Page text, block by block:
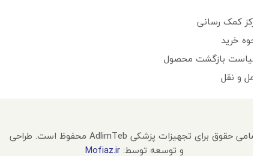
مرکز کمک رسانی
نحوه خرید
سیاست بازگشت محصول
حمل و نقل
تمامی حقوق برای تجهیزات پزشکی AdlimTeb محفوظ است. طراحی
و توسعه توسط:Mofiaz.ir